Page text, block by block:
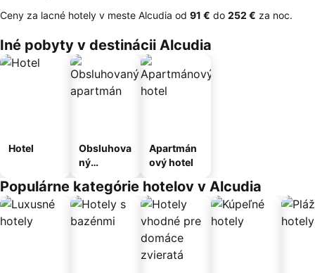
Ceny za lacné hotely v meste Alcudia od ‎91 € do ‎252 € za noc.
Iné pobyty v destinácii Alcudia
Hotel
Obsluhova
ný
Apartmán
ový hotel
Populárne kategórie hotelov v Alcudia